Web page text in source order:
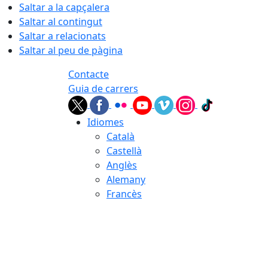
Saltar a la capçalera
Saltar al contingut
Saltar a relacionats
Saltar al peu de pàgina
Contacte
Guia de carrers
Idiomes
Català
Castellà
Anglès
Alemany
Francès